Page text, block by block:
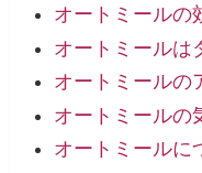
オートミールの
オートミールは
オートミールの
オートミールの
オートミールに